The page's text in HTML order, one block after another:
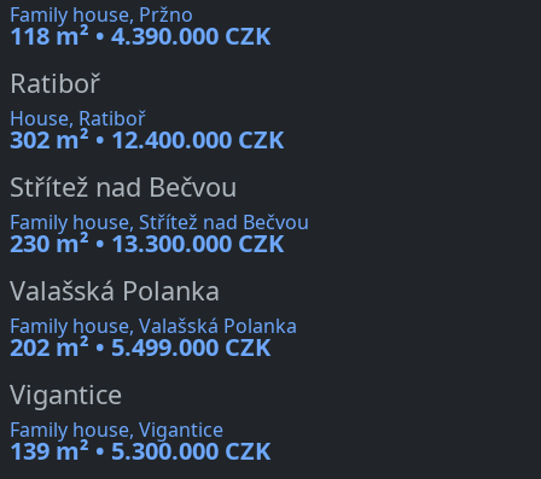
Family house, Pržno
118 m² • 4.390.000 CZK
Ratiboř
House, Ratiboř
302 m² • 12.400.000 CZK
Střítež nad Bečvou
Family house, Střítež nad Bečvou
230 m² • 13.300.000 CZK
Valašská Polanka
Family house, Valašská Polanka
202 m² • 5.499.000 CZK
Vigantice
Family house, Vigantice
139 m² • 5.300.000 CZK